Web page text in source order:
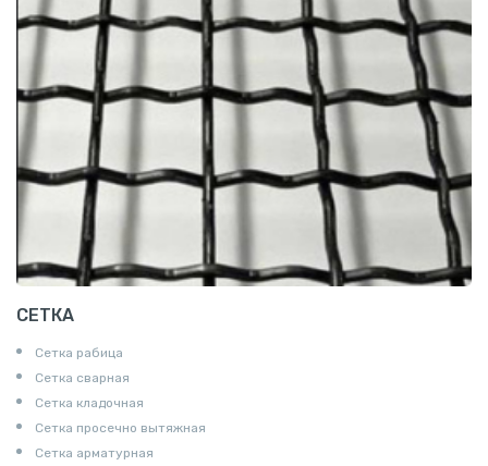
СЕТКА
Сетка рабица
Сетка сварная
Сетка кладочная
Сетка просечно вытяжная
Сетка арматурная